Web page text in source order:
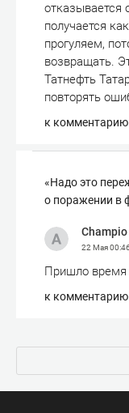
отказывается
получается
прогуляем,
возвращать.
Татнефть
повторять
к комментарию
«Надо это
о поражении в
Champio
22 Мая00:46
Пришло время
к комментарию